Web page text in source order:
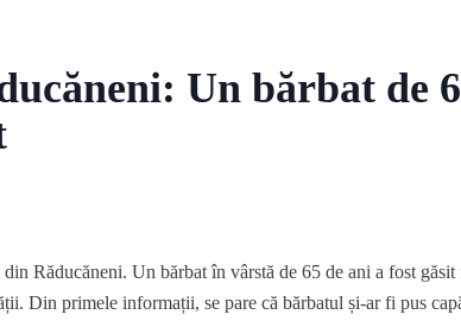
Un bărbat de
Răducăneni. Un bărbat în vârstă de 65 de ani a fost
Din primele informații, se pare că bărbatul și-ar fi pus